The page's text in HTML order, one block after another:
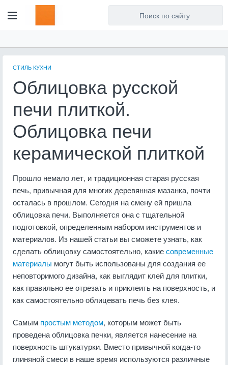
СТИЛЬ КУХНИ
Облицовка русской
печи плиткой.
Облицовка печи
керамической плиткой
Прошло немало лет, и традиционная старая русская
печь, привычная для многих деревянная мазанка, почти
осталась в прошлом. Сегодня на смену ей пришла
облицовка печи. Выполняется она с тщательной
подготовкой, определенным набором инструментов и
материалов. Из нашей статьи вы сможете узнать, как
сделать облицовку самостоятельно, какиесовременные
материалы могут быть использованы для создания ее
неповторимого дизайна, как выглядит клей для плитки,
как правильно ее отрезать и приклеить на поверхность, и
как самостоятельно облицевать печь без клея.
Самым простым методом, которым может быть
проведена облицовка печки, является нанесение на
поверхность штукатурки. Вместо привычной когда-то
глиняной смеси в наше время используются различные
Для любых предложений по
сайту: artist71@cp9.ru